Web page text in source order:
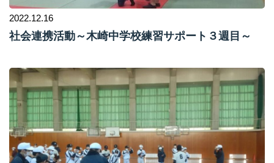
2022.12.16
社会連携活動～木崎中学校練習サポート３週目～